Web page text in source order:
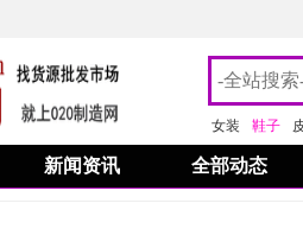
女装 鞋子
新闻资讯 全部动态